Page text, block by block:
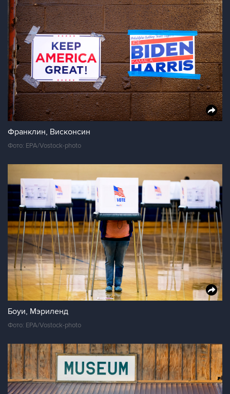
Франклин, Висконсин
Фото: EPA/Vostock-photo
Боуи, Мэриленд
Фото: EPA/Vostock-photo